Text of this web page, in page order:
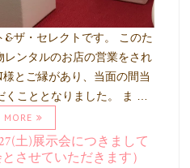
ザ・セレクトです。 このた
ンタルのお店の営業をされ
とご縁があり、当面の間当
くこととなりました。 ま …
MORE
土)展示会につきまして
させていただきます）